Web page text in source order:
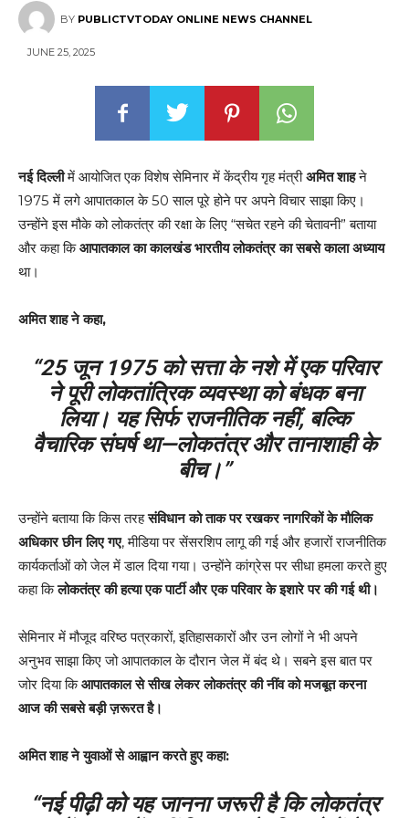
BY PUBLICTVTODAY ONLINE NEWS CHANNEL
JUNE 25, 2025
नई दिल्लीमें आयोजित एक विशेष सेमिनार में केंद्रीय गृह मंत्रीअमित शाहने
1975 में लगे आपातकाल के 50 साल पूरे होने पर अपने विचार साझा किए।
उन्होंने इस मौके को लोकतंत्र की रक्षा के लिए “सचेत रहने की चेतावनी” बताया
और कहा किआपातकाल का कालखंड भारतीय लोकतंत्र का सबसे काला अध्याय
था।
अमित शाह ने कहा,
“25 जून 1975 को सत्ता के नशे में एक परिवार
ने पूरी लोकतांत्रिक व्यवस्था को बंधक बना
लिया। यह सिर्फ राजनीतिक नहीं, बल्कि
वैचारिक संघर्ष था—लोकतंत्र और तानाशाही के
बीच।”
उन्होंने बताया कि किस तरहसंविधान को ताक पर रखकर नागरिकों के मौलिक
अधिकार छीन लिए गए, मीडिया पर सेंसरशिप लागू की गई और हजारों राजनीतिक
कार्यकर्ताओं को जेल में डाल दिया गया। उन्होंने कांग्रेस पर सीधा हमला करते हुए
कहा किलोकतंत्र की हत्या एक पार्टी और एक परिवार के इशारे पर की गई थी।
सेमिनार में मौजूद वरिष्ठ पत्रकारों, इतिहासकारों और उन लोगों ने भी अपने
अनुभव साझा किए जो आपातकाल के दौरान जेल में बंद थे। सबने इस बात पर
जोर दिया किआपातकाल से सीख लेकर लोकतंत्र की नींव को मजबूत करना
आज की सबसे बड़ी ज़रूरत है।
अमित शाह ने युवाओं से आह्वान करते हुए कहा:
“नई पीढ़ी को यह जानना जरूरी है कि लोकतंत्र